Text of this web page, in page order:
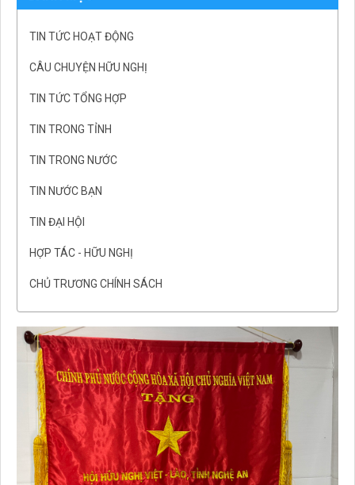
TIN TỨC HOẠT ĐỘNG
CÂU CHUYỆN HỮU NGHỊ
TIN TỨC TỔNG HỢP
TIN TRONG TỈNH
TIN TRONG NƯỚC
TIN NƯỚC BẠN
TIN ĐẠI HỘI
HỢP TÁC - HỮU NGHỊ
CHỦ TRƯƠNG CHÍNH SÁCH